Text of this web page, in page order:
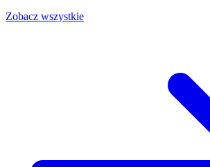
Zobacz wszystkie